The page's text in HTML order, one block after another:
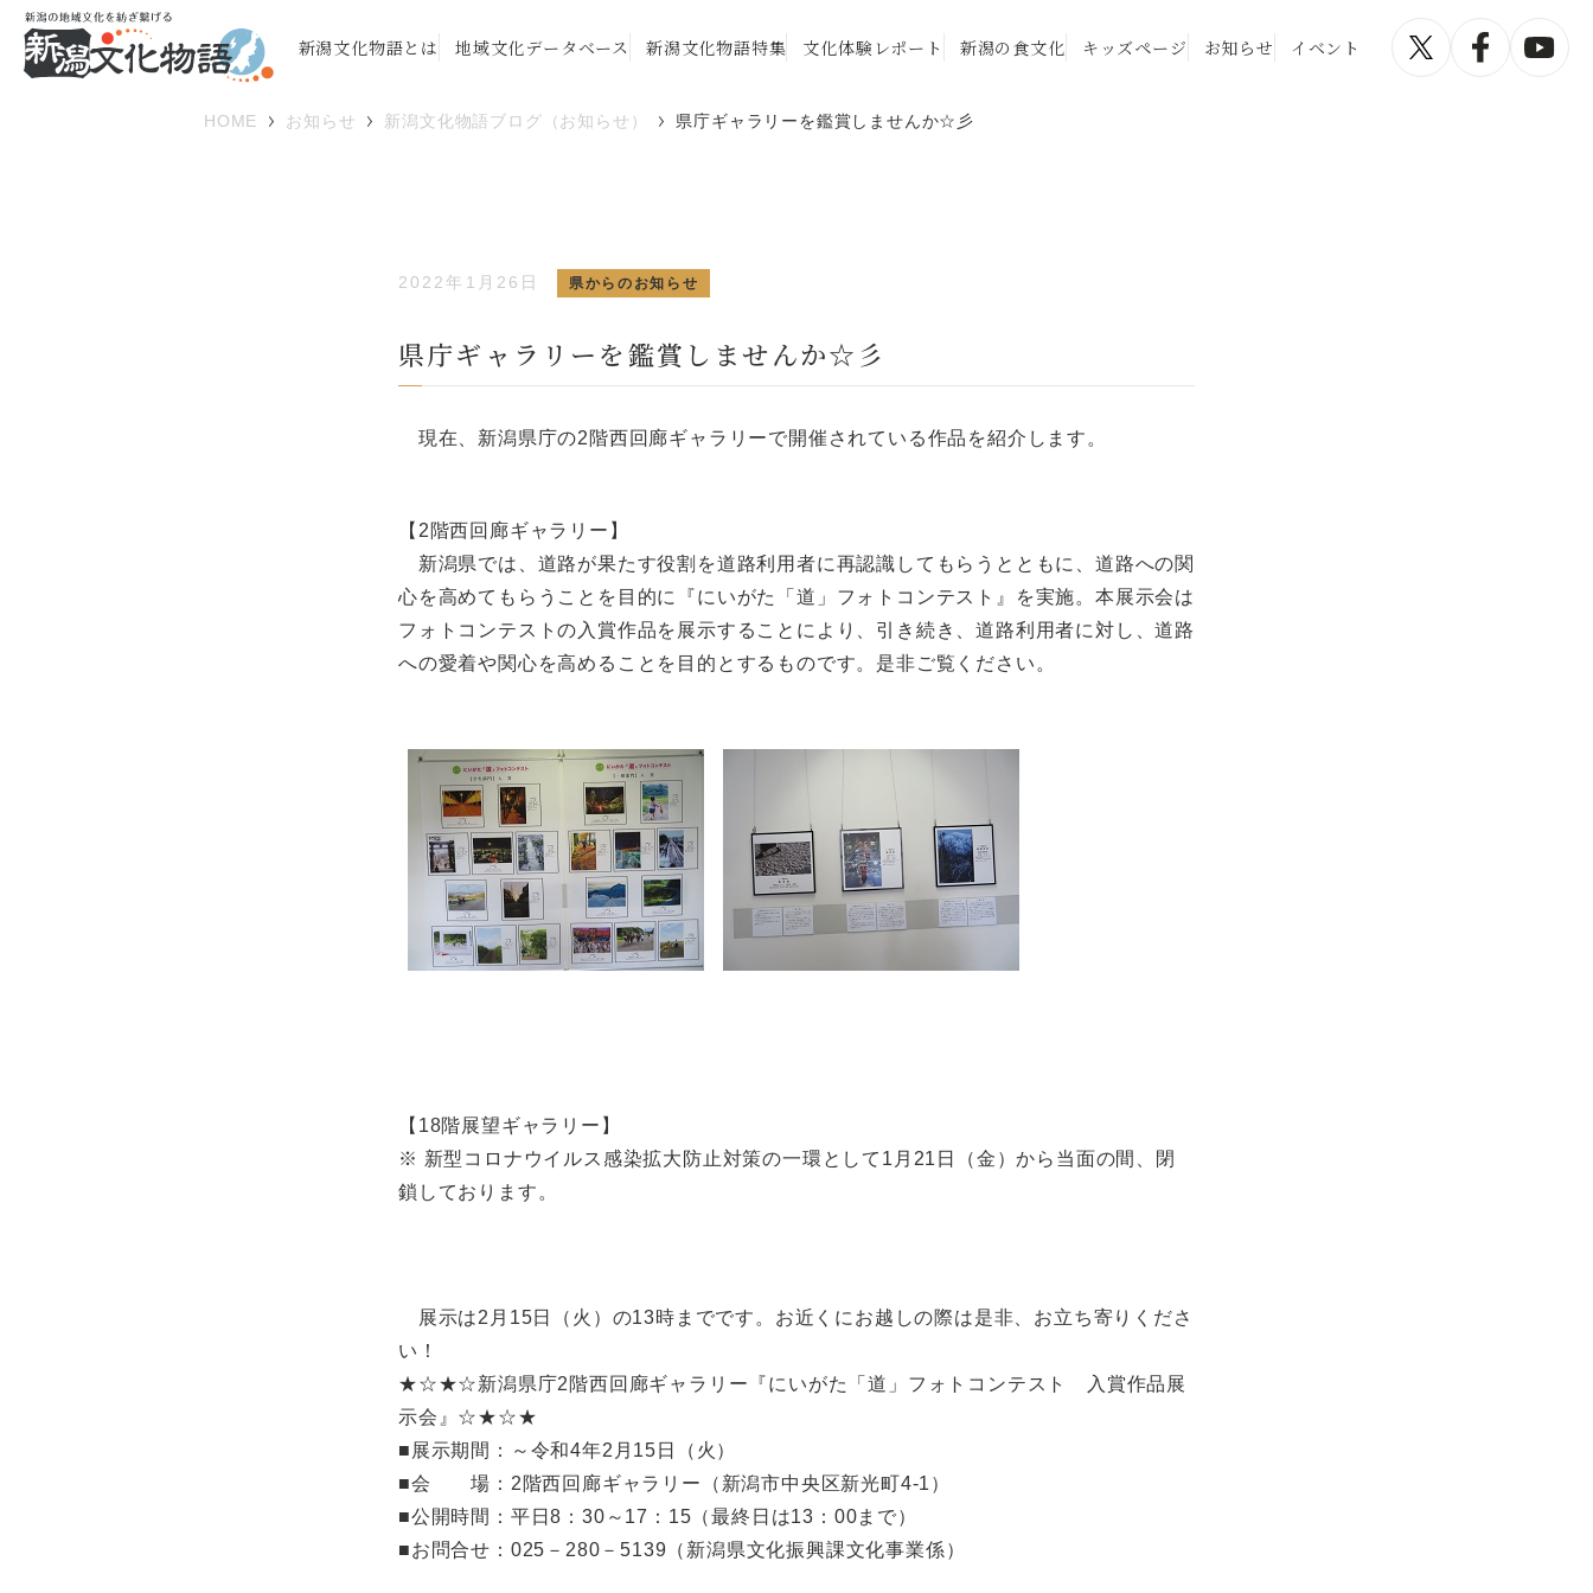
新潟文化物語とは 地域文化データベース 新潟文化物語特集 文化体験レポート 新潟の食文化 キッズページ お知らせ イベント
HOME お知らせ 新潟文化物語ブログ（お知らせ） 県庁ギャラリーを鑑賞しませんか☆彡
2022年1月26日 県からのお知らせ
県庁ギャラリーを鑑賞しませんか☆彡
現在、新潟県庁の2階西回廊ギャラリーで開催されている作品を紹介します。
【2階西回廊ギャラリー】
新潟県では、道路が果たす役割を道路利用者に再認識してもらうとともに、道路への関
心を高めてもらうことを目的に『にいがた「道」フォトコンテスト』を実施。本展示会は
フォトコンテストの入賞作品を展示することにより、引き続き、道路利用者に対し、道路
への愛着や関心を高めることを目的とするものです。是非ご覧ください。
【18階展望ギャラリー】
※ 新型コロナウイルス感染拡大防止対策の一環として1月21日（金）から当面の間、閉
鎖しております。
展示は2月15日（火）の13時までです。お近くにお越しの際は是非、お立ち寄りくださ
い！
★☆★☆新潟県庁2階西回廊ギャラリー『にいがた「道」フォトコンテスト 入賞作品展
示会』☆★☆★
■展示期間：～令和4年2月15日（火）
■会 場：2階西回廊ギャラリー（新潟市中央区新光町4-1）
■公開時間：平日8：30～17：15（最終日は13：00まで）
■お問合せ：025－280－5139（新潟県文化振興課文化事業係）